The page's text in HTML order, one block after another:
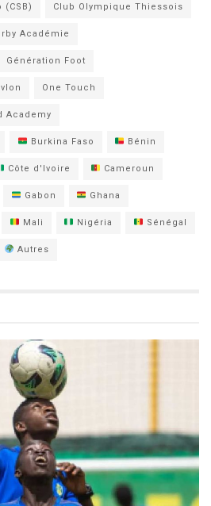
Club Olympique Thiessois
Académie
Génération Foot
One Touch
Academy
Burkina Faso Bénin
Côte d'Ivoire Cameroun
Gabon Ghana
Mali Nigéria Sénégal
Autres